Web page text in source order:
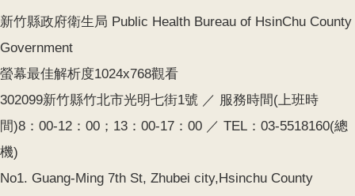
結
核
菌
測
驗
童
新竹縣政府衛生局 Public Health Bureau of HsinChu County
Government
螢幕最佳解析度1024x768觀看
302099新竹縣竹北市光明七街1號 ／ 服務時間(上班時
間)8：00-12：00；13：00-17：00 ／ TEL：03-5518160(總
機)
No1. Guang-Ming 7th St, Zhubei city,Hsinchu County